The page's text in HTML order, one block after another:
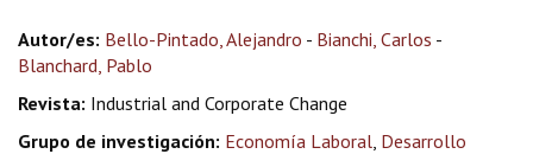
Autor/es: Bello-Pintado, Alejandro - Bianchi, Carlos -
Blanchard, Pablo
Revista: Industrial and Corporate Change
Grupo de investigación: Economía Laboral, Desarrollo